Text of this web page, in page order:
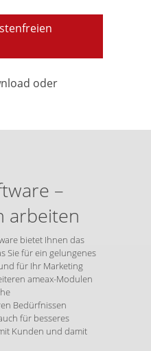
oder
–
arbeiten
bietet Ihnen das
Sie für ein gelungenes
für Ihr Marketing
ameax-Modulen
Bedürfnissen
für besseres
Kunden und damit